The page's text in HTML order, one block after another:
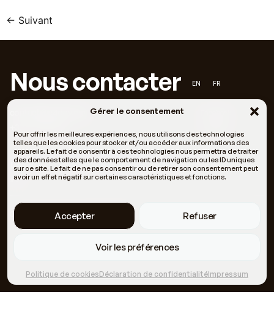
Gérer le consentement
Pour offrir les meilleures expériences, nous utilisons des technologies
telles que les cookies pour stocker et/ou accéder aux informations des
appareils. Le fait de consentir à ces technologies nous permettra de traiter
des données telles que le comportement de navigation ou les ID uniques
sur ce site. Le fait de ne pas consentir ou de retirer son consentement peut
avoir un effet négatif sur certaines caractéristiques et fonctions.
Accepter Refuser
Voir les préférences
Politique de cookiesDéclaration de confidentialitéImpressum
← Suivant
Nous contacter EN FR
121 Rue Fontcouverte 34000 Montpellier, Halle Tropisme
#37
Qui sommes-nous ? Nos méthodologies